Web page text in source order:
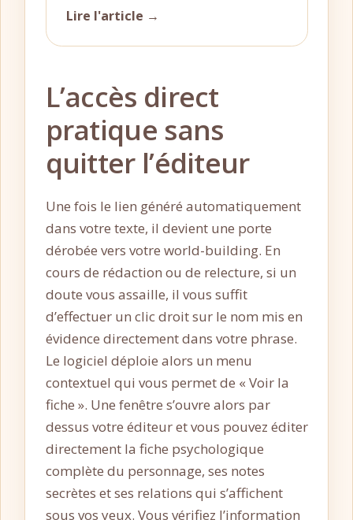
Lire l'article →
L’accès direct
pratique sans
quitter l’éditeur
Une fois le lien généré automatiquement
dans votre texte, il devient une porte
dérobée vers votre world-building. En
cours de rédaction ou de relecture, si un
doute vous assaille, il vous suffit
d’effectuer un clic droit sur le nom mis en
évidence directement dans votre phrase.
Le logiciel déploie alors un menu
contextuel qui vous permet de « Voir la
fiche ». Une fenêtre s’ouvre alors par
dessus votre éditeur et vous pouvez éditer
directement la fiche psychologique
complète du personnage, ses notes
secrètes et ses relations qui s’affichent
sous vos yeux. Vous vérifiez l’information